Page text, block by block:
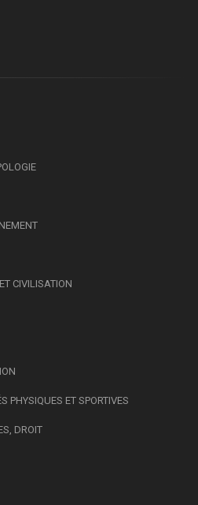
CIVILISATION
PHYSIQUES ET SPORTIVES
DROIT